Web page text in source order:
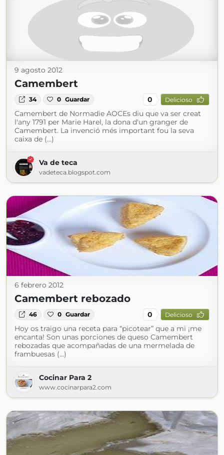
9 agosto 2012
Camembert
34 0 Guardar 0 Delicioso
Camembert de Normadie AOCEs diu que va ser creat
l'any 1791 per Marie Harel, la dona d'un granger de
Camembert. La invenció més important fou la seva
caixa de (...)
Va de teca
vadeteca.blogspot.com
6 febrero 2012
Camembert rebozado
46 0 Guardar 0 Delicioso
Hoy os traigo una receta para “picotear” que a mi ¡me
encanta! Son unas porciones de queso Camembert
rebozadas que acompañadas de una mermelada de
frambuesas (...)
Cocinar Para 2
www.cocinarpara2.com